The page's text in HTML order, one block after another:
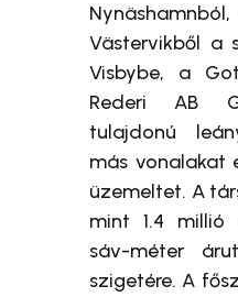
Nynäshamnból,
Västervikből a
Visbybe, a
Rederi AB
tulajdonú
más vonalakat
üzemeltet. A
mint 1.4 millió
sáv-méter
szigetére. A